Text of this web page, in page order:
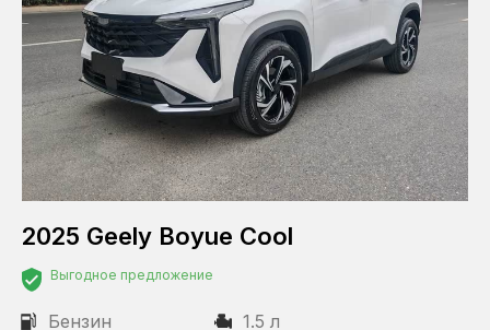
2025 Geely Boyue Cool
Выгодное предложение
Бензин
1.5 л